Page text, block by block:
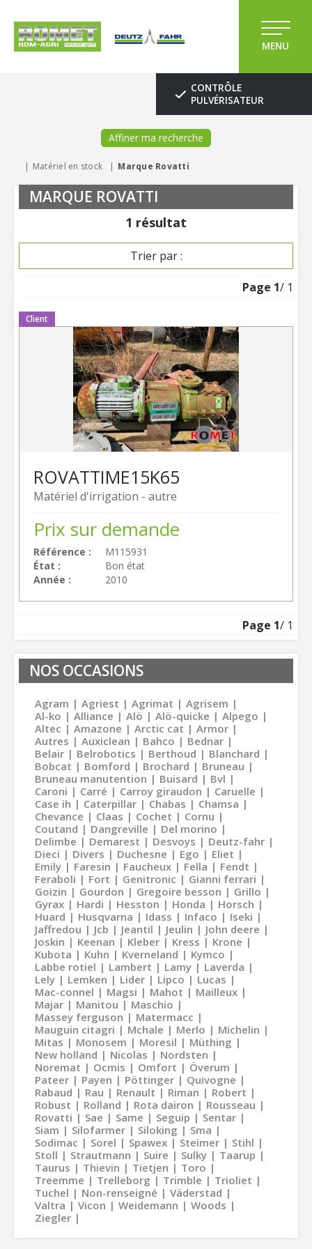
MENU
CONTRÔLE
PULVÉRISATEUR
Affiner ma recherche
Matériel en stock Marque Rovatti
MARQUE ROVATTI
1 résultat
Trier par :
Page 1/ 1
Client
Matériel d'irrigation - autre
ROVATTIME15K65
Référence
M115931
État
Bon état
Année
2010
Prix sur demande
Page 1/ 1
NOS OCCASIONS
Agram Agriest Agrimat
Agrisem
Al-ko
Alliance Alö Alö-quicke
Alpego
Altec
Amazone Arctic cat
Armor
Autres
Auxiclean Bahco
Bednar
Belair
Belrobotics Berthoud
Blanchard
Bobcat
Bomford Brochard
Bruneau
Bruneau manutention
Buisard
Bvl
Caroni
Carré Carroy giraudon
Caruelle
Case ih
Caterpillar Chabas
Chamsa
Chevance
Claas Cochet
Cornu
Coutand
Dangreville
Del morino
Delimbe
Demarest Desvoys
Deutz-fahr
Dieci
Divers Duchesne Ego
Eliet
Emily
Faresin Faucheux Fella
Fendt
Feraboli
Fort Genitronic
Gianni ferrari
Goizin
Gourdon Gregoire besson
Grillo
Gyrax
Hardi Hesston Honda
Horsch
Huard
Husqvarna Idass Infaco
Iseki
Jaffredou
Jcb Jeantil Jeulin
John deere
Joskin
Keenan Kleber Kress
Krone
Kubota
Kuhn Kverneland
Kymco
Labbe rotiel
Lambert Lamy
Laverda
Lely
Lemken Lider Lipco
Lucas
Mac-connel
Magsi Mahot
Mailleux
Majar
Manitou
Maschio
Massey ferguson
Matermacc
Mauguin citagri
Mchale Merlo
Michelin
Mitas
Monosem Moresil
Müthing
New holland
Nicolas
Nordsten
Noremat
Ocmis Omfort
Överum
Pateer
Payen Pöttinger
Quivogne
Rabaud
Rau Renault Riman
Robert
Robust
Rolland Rota dairon
Rousseau
Rovatti
Sae Same Seguip
Sentar
Siam
Silofarmer Siloking
Sma
Sodimac
Sorel Spawex Steimer
Stihl
Stoll
Strautmann Suire Sulky
Taarup
Taurus
Thievin Tietjen
Toro
Treemme
Trelleborg Trimble
Trioliet
Tuchel
Non-renseigné
Väderstad
Valtra
Vicon Weidemann
Woods
Ziegler